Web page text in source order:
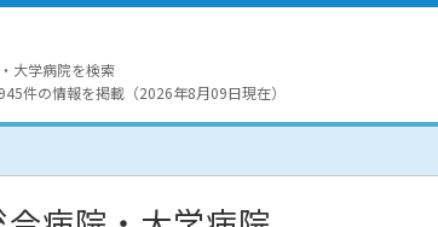
大学病院を検索
件の情報を掲載（2026年8月09日現在）